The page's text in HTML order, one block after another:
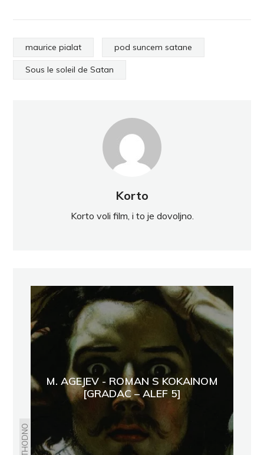
maurice pialat pod suncem satane
Sous le soleil de Satan
Korto
Korto voli film, i to je dovoljno.
M. AGEJEV - ROMAN S KOKAINOM
[GRADAC – ALEF 5]